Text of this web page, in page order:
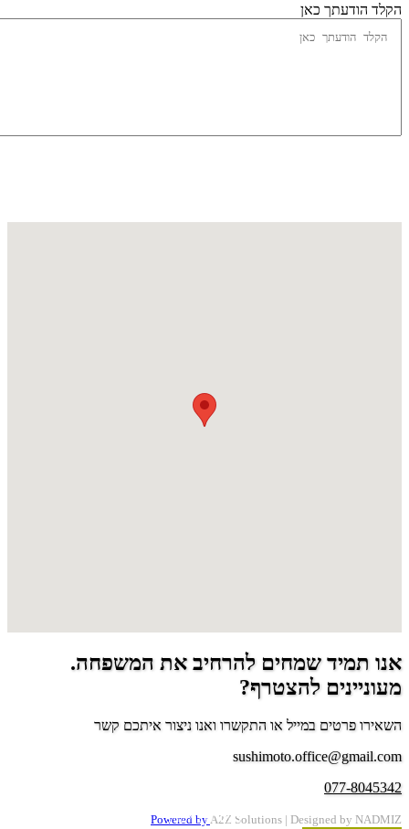
הודעתך כאן
תמיד שמחים להרחיב את המשפחה.
להצטרף?
פרטים במייל או התקשרו ואנו ניצור איתכם קשר
077-
Powered byA2Z Solutions| Designed by הצהרת נגישות